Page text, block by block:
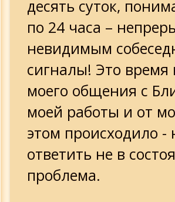
десять суток,
по 24 часа –
невидимым
сигналы! Это время
моего общения с
моей работы и от
этом происходило -
ответить не в
проблема.